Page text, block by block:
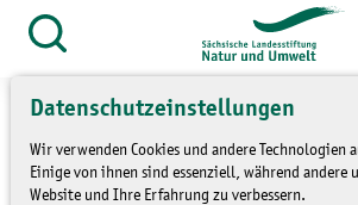
Datenschutzeinstellungen
Wir verwenden Cookies und andere Technologien
Einige von ihnen sind essenziell, während andere
Website und Ihre Erfahrung zu verbessern.
Zum
Inhalt